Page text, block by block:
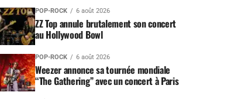
POP-ROCK 6 août 2026
ZZ Top annule brutalement son concert
au Hollywood Bowl
POP-ROCK 6 août 2026
Weezer annonce sa tournée mondiale
“The Gathering” avec un concert à Paris